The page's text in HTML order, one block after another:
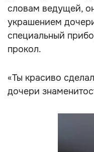
словам ведущей,
украшением
специальный
прокол.
«Ты красиво
дочери